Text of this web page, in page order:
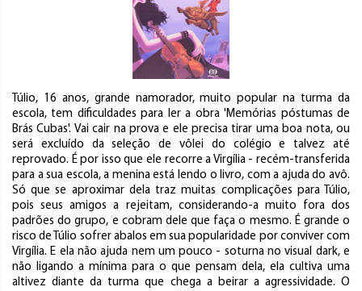
Túlio, 16 anos, grande namorador, muito popular na turma da
escola, tem dificuldades para ler a obra 'Memórias póstumas de
Brás Cubas'. Vai cair na prova e ele precisa tirar uma boa nota, ou
será excluído da seleção de vôlei do colégio e talvez até
reprovado. É por isso que ele recorre a Virgília - recém-transferida
para a sua escola, a menina está lendo o livro, com a ajuda do avô.
Só que se aproximar dela traz muitas complicações para Túlio,
pois seus amigos a rejeitam, considerando-a muito fora dos
padrões do grupo, e cobram dele que faça o mesmo. É grande o
risco de Túlio sofrer abalos em sua popularidade por conviver com
Virgília. E ela não ajuda nem um pouco - soturna no visual dark, e
não ligando a mínima para o que pensam dela, ela cultiva uma
altivez diante da turma que chega a beirar a agressividade. O